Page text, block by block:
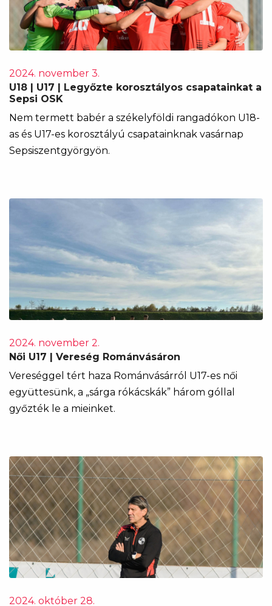
2024. november 3.
U18 | U17 | Legyőzte korosztályos csapatainkat a
Sepsi OSK
Nem termett babér a székelyföldi rangadókon U18-
as és U17-es korosztályú csapatainknak vasárnap
Sepsiszentgyörgyön.
2024. november 2.
Női U17 | Vereség Románvásáron
Vereséggel tért haza Románvásárról U17-es női
együttesünk, a „sárga rókácskák” három góllal
győzték le a mieinket.
2024. október 28.